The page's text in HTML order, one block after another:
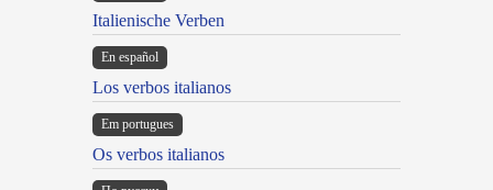
Italienische Verben
En español
Los verbos italianos
Em portugues
Os verbos italianos